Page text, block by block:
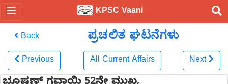
KPSC Vaani
Back ಪ್ರಚಲಿತ ಘಟನೆಗಳು
Previous All Current Affairs Next